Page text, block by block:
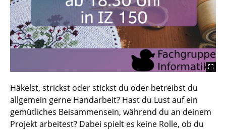
Häkelst, strickst oder stickst du oder betreibst du
allgemein gerne Handarbeit? Hast du Lust auf ein
gemütliches Beisammensein, während du an deinem
Projekt arbeitest? Dabei spielt es keine Rolle, ob du